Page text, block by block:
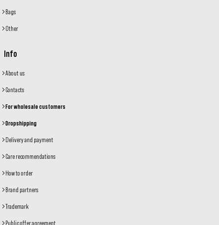
Bags
Other
Info
About us
Contacts
For wholesale customers
Dropshipping
Delivery and payment
Care recommendations
How to order
Brand partners
Trademark
Public offer agreement